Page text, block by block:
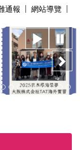
通報 網站導覽
播放